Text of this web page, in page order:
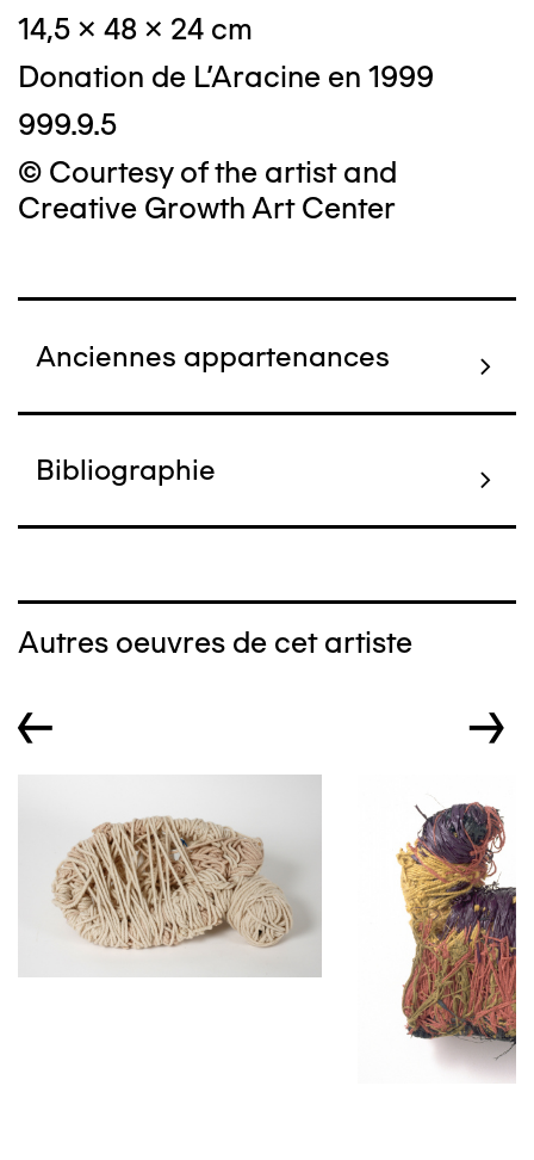
14,5 x 48 x 24 cm
Donation de L'Aracine en 1999
999.9.5
© Courtesy of the artist and
Creative Growth Art Center
Anciennes appartenances
Bibliographie
Autres oeuvres de cet artiste
← →